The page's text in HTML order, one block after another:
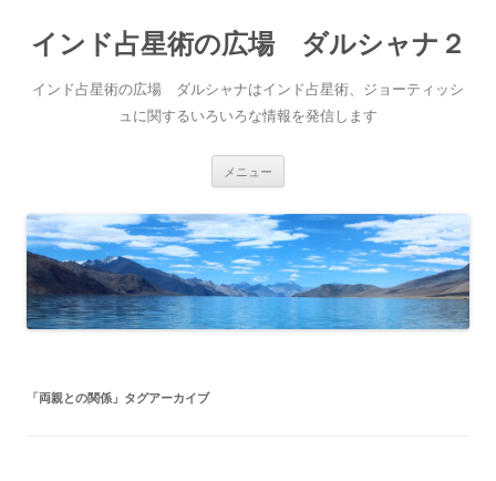
インド占星術の広場 ダルシャナ２
インド占星術の広場 ダルシャナはインド占星術、ジョーティッシ
ュに関するいろいろな情報を発信します
メニュー
ン
ツ
へ
ス
キ
ッ
プ
「両親との関係 」タグアーカイブ